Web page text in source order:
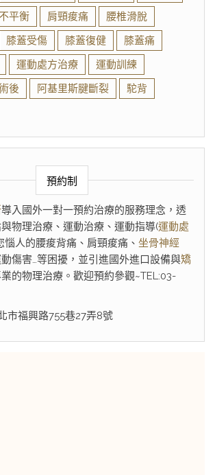
平衡
肩頸痠痛
腰椎滑脫
膝蓋受傷 膝蓋復健
膝蓋痛
運動處方治療
運動訓練
後
阿基里斯腱斷裂
駝背
預約制
導入國外一對一預約治療的服務理念，透
物理治療、運動治療、運動指導(運動處
惱人的腰痠背痛、肩頸痠痛、 坐骨神經
動傷害…等困擾，並引進國外進口設備與矯
業的物理治療。歡迎預約參觀~TEL:03-
市福興路755巷27弄8號